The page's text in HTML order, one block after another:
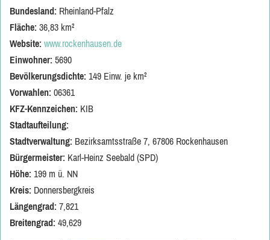
Bundesland: Rheinland-Pfalz
Fläche: 36,83 km²
Website: www.rockenhausen.de
Einwohner: 5690
Bevölkerungsdichte: 149 Einw. je km²
Vorwahlen: 06361
KFZ-Kennzeichen: KIB
Stadtaufteilung:
Stadtverwaltung: Bezirksamtsstraße 7, 67806 Rockenhausen
Bürgermeister: Karl-Heinz Seebald (SPD)
Höhe: 199 m ü. NN
Kreis: Donnersbergkreis
Längengrad: 7,821
Breitengrad: 49,629